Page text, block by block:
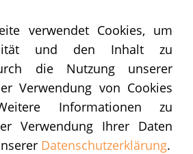
verwendet Cookies, um
und den Inhalt zu
die Nutzung unserer
Verwendung von Cookies
Informationen zu
Verwendung Ihrer Daten
Datenschutzerklärung.